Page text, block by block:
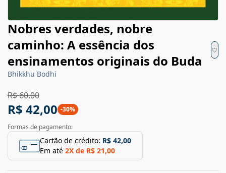
Nobres verdades, nobre
caminho: A essência dos
ensinamentos originais do Buda
Bhikkhu Bodhi
R$ 60,00
R$ 42,00 -30%
Formas de pagamento:
Cartão de crédito: R$ 42,00
Em até 2X de R$ 21,00